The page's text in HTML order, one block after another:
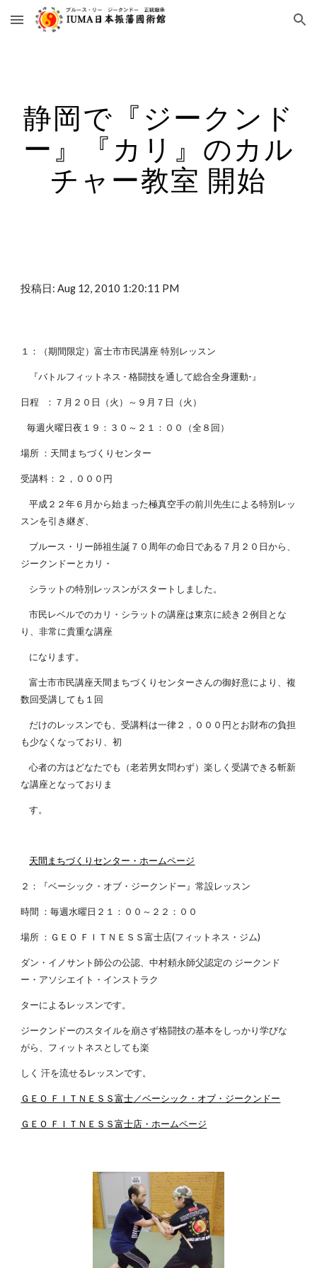
Skip to main content Skip to navigation
静岡で『ジークンド
ー』『カリ』のカル
チャー教室 開始
投稿日: Aug 12, 2010 1:20:11 PM
１：（期間限定）富士市市民講座 特別レッスン
『バトルフィットネス - 格闘技を通して総合全身運動-』
日程 ：７月２０日（火）～９月７日（火）
毎週火曜日夜１９：３０～２１：００（全８回）
場所 ：天間まちづくりセンター
受講料：２，０００円
平成２２年６月から始まった極真空手の前川先生による特別レッ
スンを引き継ぎ、
ブルース・リー師祖生誕７０周年の命日である７月２０日から、
ジークンドーとカリ・
シラットの特別レッスンがスタートしました。
市民レベルでのカリ・シラットの講座は東京に続き２例目とな
り、非常に貴重な講座
になります。
富士市市民講座天間まちづくりセンターさんの御好意により、複
数回受講しても１回
だけのレッスンでも、受講料は一律２，０００円とお財布の負担
も少なくなっており、初
心者の方はどなたでも（老若男女問わず）楽しく受講できる斬新
な講座となっておりま
す。
天間まちづくりセンター・ホームページ
２：『ベーシック・オブ・ジークンドー』常設レッスン
時間 ：毎週水曜日２１：００～２２：００
場所 ：ＧＥＯ ＦＩＴＮＥＳＳ富士店(フィットネス・ジム)
ダン・イノサント師公の公認、中村頼永師父認定の ジークンド
ー・アソシエイト・インストラク
ターによるレッスンです。
ジークンドーのスタイルを崩さず格闘技の基本をしっかり学びな
がら、フィットネスとしても楽
しく 汗を流せるレッスンです。
ＧＥＯ ＦＩＴＮＥＳＳ富士／ベーシック・オブ・ジークンドー
ＧＥＯ ＦＩＴＮＥＳＳ富士店・ホームページ